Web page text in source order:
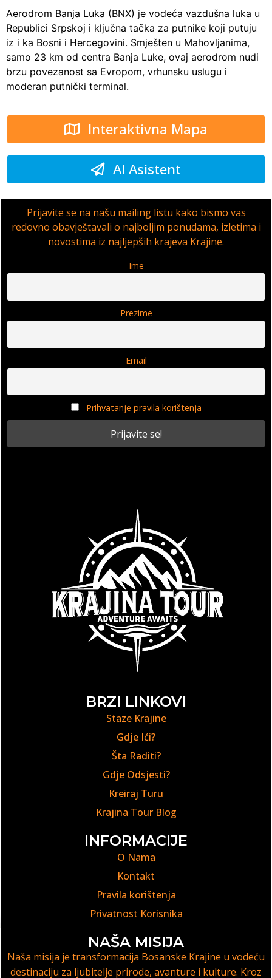
Aerodrom Banja Luka (BNX) je vodeća vazdušna luka u
Republici Srpskoj i ključna tačka za putnike koji putuju
iz i ka Bosni i Hercegovini. Smješten u Mahovljanima,
samo 23 km od centra Banja Luke, ovaj aerodrom nudi
brzu povezanost sa Evropom, vrhunsku uslugu i
moderan putnički terminal.
Interaktivna Mapa
AI Asistent
Prijavite se na našu mailing listu kako bismo vas
redovno obavještavali o najboljim ponudama, izletima i
novostima iz najljepših krajeva Krajine.
Ime
Prezime
Email
Prihvatanje pravila korištenja
BRZI LINKOVI
Staze Krajine
Gdje Ići?
Šta Raditi?
Gdje Odsjesti?
Kreiraj Turu
Krajina Tour Blog
INFORMACIJE
O Nama
Kontakt
Pravila korištenja
Privatnost Korisnika
NAŠA MISIJA
Naša misija je transformacija Bosanske Krajine u vodeću
destinaciju za ljubitelje prirode, avanture i kulture. Kroz